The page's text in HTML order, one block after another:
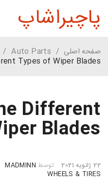
پاچیراشاپ
صفحه اصلی /
Auto Parts
/
Types of Wiper Blades
Different
Blades
22 ژانویه 2021 توسط MADMINN
WHEELS & TIRES